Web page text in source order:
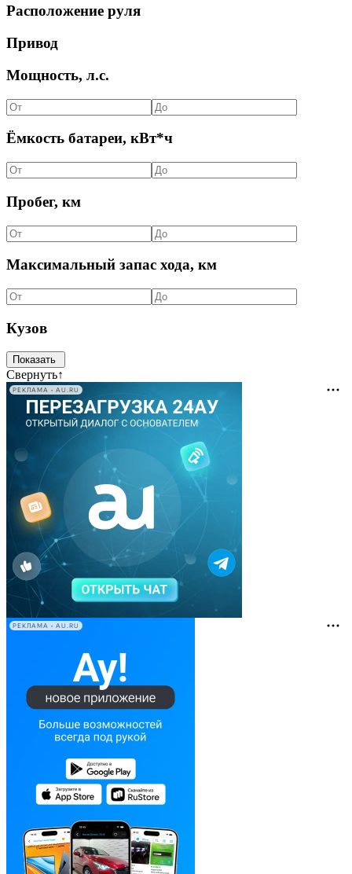
Расположение руля
Привод
Мощность, л.с.
Ёмкость батареи, кВт*ч
Пробег, км
Максимальный запас хода, км
Кузов
Свернуть↑
РЕКЛАМА • AU.RU
РЕКЛАМА • AU.RU